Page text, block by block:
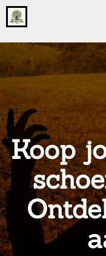
Go
to
home
onsgrotegezin.nl
Koop